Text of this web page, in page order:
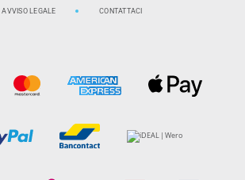
AVVISO LEGALE CONTATTACI